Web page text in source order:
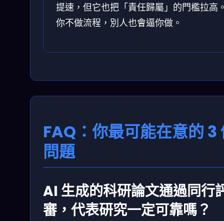
提速，但它也把「責任歸屬」的門檻拉高
你不做流程，別人也會逼你做。
FAQ：你最可能在意的 3
問題
AI 生成的科研論文通過同行
審，代表研究一定可靠嗎？